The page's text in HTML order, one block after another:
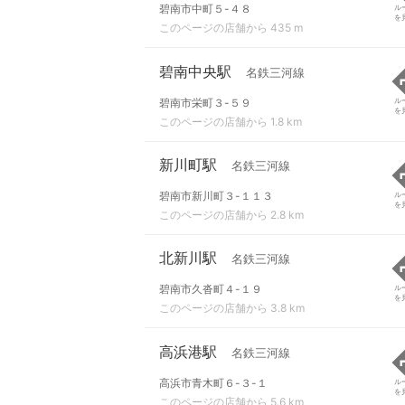
碧南市中町５-４８
このページの店舗から 435 m
ル
を
碧南中央駅 名鉄三河線
碧南市栄町３-５９
このページの店舗から 1.8 km
ル
を
新川町駅 名鉄三河線
碧南市新川町３-１１３
このページの店舗から 2.8 km
ル
を
北新川駅 名鉄三河線
碧南市久沓町４-１９
このページの店舗から 3.8 km
ル
を
高浜港駅 名鉄三河線
高浜市青木町６-３-１
このページの店舗から 5.6 km
ル
を